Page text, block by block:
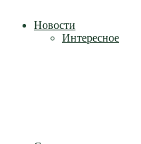
Новости
Интересное